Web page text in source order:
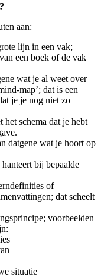
aan:
lijn in een vak;
een boek of de vak
wat je al weet over
map’; dat is een
je je nog niet zo
schema dat je hebt
datgene wat je hoort op
bij bepaalde
of
dat scheelt
voorbeelden
situatie